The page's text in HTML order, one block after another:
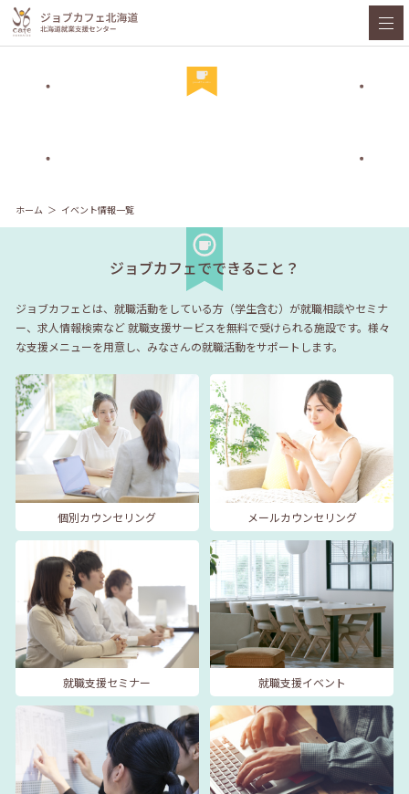
ホーム イベント情報一覧
ジョブカフェでできること？
ジョブカフェとは、就職活動をしている方（学生含む）が就職相談やセミナ
ー、求人情報検索など就職支援サービスを無料で受けられる施設です。様々
な支援メニューを用意し、みなさんの就職活動をサポートします。
個別カウンセリング メールカウンセリング
就職支援セミナー 就職支援イベント